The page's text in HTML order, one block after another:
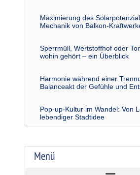
Maximierung des
Mechanik von Balkon-
Sperrmüll, Wertstoffhof oder
wohin gehört – ein Überblick
Harmonie während einer
Balanceakt der Gefühle und
Pop-up-Kultur im Wandel: Von
lebendiger Stadtidee
Menü